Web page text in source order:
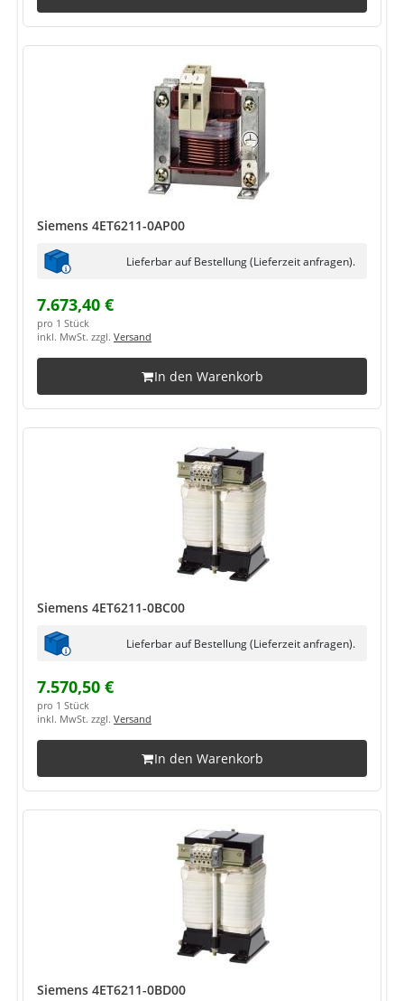
Siemens 4ET6211-0AP00
Lieferbar auf Bestellung (Lieferzeit anfragen).
7.673,40 €
pro 1 Stück
inkl. MwSt. zzgl. Versand
In den Warenkorb
Siemens 4ET6211-0BC00
Lieferbar auf Bestellung (Lieferzeit anfragen).
7.570,50 €
pro 1 Stück
inkl. MwSt. zzgl. Versand
In den Warenkorb
Siemens 4ET6211-0BD00